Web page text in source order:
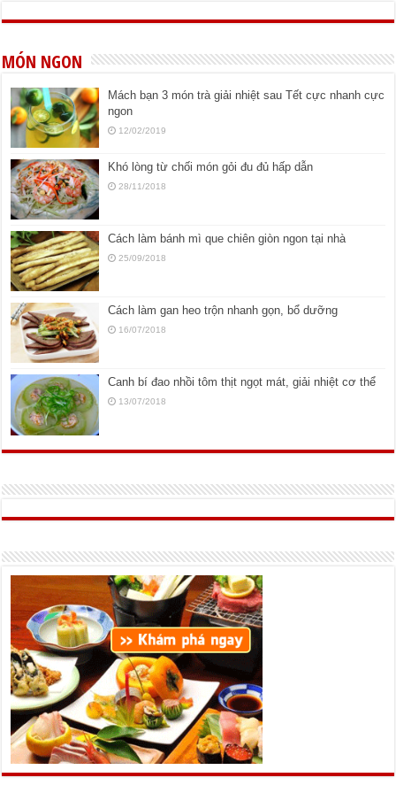
MÓN NGON
Mách bạn 3 món trà giải nhiệt sau Tết cực nhanh cực
ngon
12/02/2019
Khó lòng từ chối món gỏi đu đủ hấp dẫn
28/11/2018
Cách làm bánh mì que chiên giòn ngon tại nhà
25/09/2018
Cách làm gan heo trộn nhanh gọn, bổ dưỡng
16/07/2018
Canh bí đao nhồi tôm thịt ngọt mát, giải nhiệt cơ thể
13/07/2018